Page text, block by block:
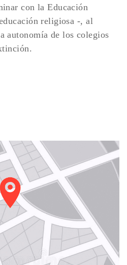
con la Educación
religiosa -, al
autonomía de los colegios